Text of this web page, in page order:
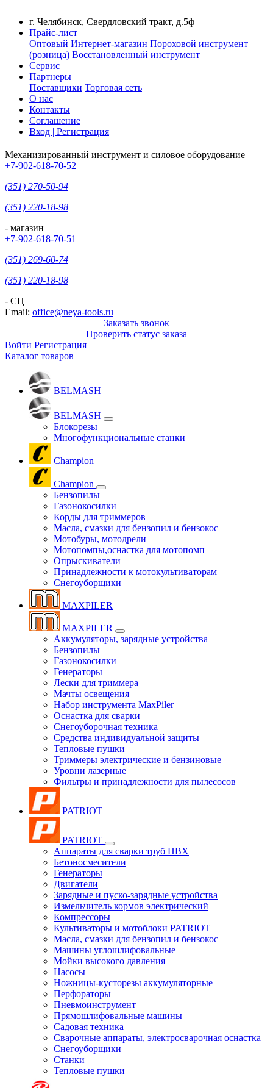
г. Челябинск, Свердловский тракт, д.5ф
Прайс-лист
Оптовый Интернет-магазин Пороховой инструмент
(розница) Восстановленный инструмент
Сервис
Партнеры
Поставщики Торговая сеть
О нас
Контакты
Соглашение
Вход | Регистрация
Механизированный инструмент и силовое оборудование
+7-902-618-70-52
(351) 270-50-94
(351) 220-18-98
- магазин
+7-902-618-70-51
(351) 269-60-74
(351) 220-18-98
- СЦ
Email: office@neya-tools.ru
Заказать звонок
Проверить статус заказа
Войти Регистрация
Каталог товаров
BELMASH
BELMASH
Блокорезы
Многофункциональные станки
Champion
Champion
Бензопилы
Газонокосилки
Корды для триммеров
Масла, смазки для бензопил и бензокос
Мотобуры, мотодрели
Мотопомпы,оснастка для мотопомп
Опрыскиватели
Принадлежности к мотокультиваторам
Снегоуборщики
MAXPILER
MAXPILER
Аккумуляторы, зарядные устройства
Бензопилы
Газонокосилки
Генераторы
Лески для триммера
Мачты освещения
Набор инструмента MaxPiler
Оснастка для сварки
Снегоуборочная техника
Средства индивидуальной защиты
Тепловые пушки
Триммеры электрические и бензиновые
Уровни лазерные
Фильтры и принадлежности для пылесосов
PATRIOT
PATRIOT
Аппараты для сварки труб ПВХ
Бетоносмесители
Генераторы
Двигатели
Зарядные и пуско-зарядные устройства
Измельчитель кормов электрический
Компрессоры
Культиваторы и мотоблоки PATRIOT
Масла, смазки для бензопил и бензокос
Машины углошлифовальные
Мойки высокого давления
Насосы
Ножницы-кусторезы аккумуляторные
Перфораторы
Пневмоинструмент
Прямошлифовальные машины
Садовая техника
Сварочные аппараты, электросварочная оснастка
Снегоуборщики
Станки
Тепловые пушки